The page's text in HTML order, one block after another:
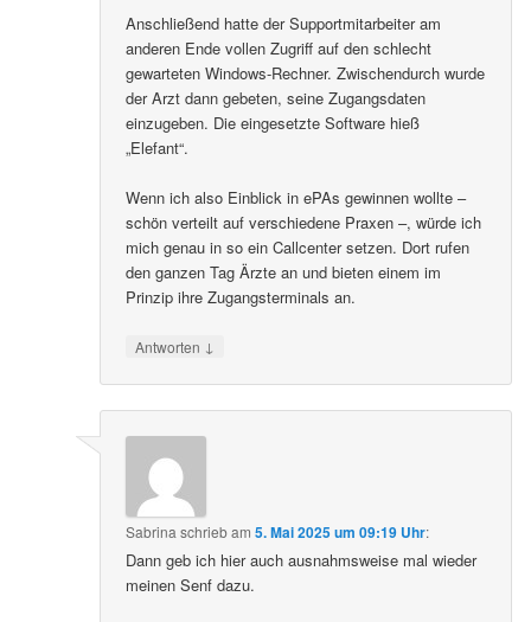
Anschließend hatte der Supportmitarbeiter am
anderen Ende vollen Zugriff auf den schlecht
gewarteten Windows-Rechner. Zwischendurch wurde
der Arzt dann gebeten, seine Zugangsdaten
einzugeben. Die eingesetzte Software hieß
„Elefant“.
Wenn ich also Einblick in ePAs gewinnen wollte –
schön verteilt auf verschiedene Praxen –, würde ich
mich genau in so ein Callcenter setzen. Dort rufen
den ganzen Tag Ärzte an und bieten einem im
Prinzip ihre Zugangsterminals an.
Antworten ↓
Sabrinaschriebam5. Mai 2025 um 09:19 Uhr:
Dann geb ich hier auch ausnahmsweise mal wieder
meinen Senf dazu.